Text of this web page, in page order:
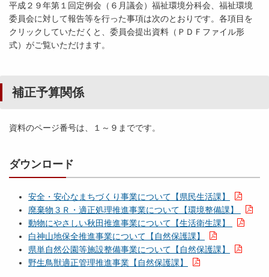
平成２９年第１回定例会（６月議会）福祉環境分科会、福祉環境
委員会に対して報告等を行った事項は次のとおりです。各項目を
クリックしていただくと、委員会提出資料（ＰＤＦファイル形
式）がご覧いただけます。
補正予算関係
資料のページ番号は、１～９までです。
ダウンロード
安全・安心なまちづくり事業について【県民生活課】
廃棄物３Ｒ・適正処理推進事業について【環境整備課】
動物にやさしい秋田推進事業について【生活衛生課】
白神山地保全推進事業について【自然保護課】
県単自然公園等施設整備事業について【自然保護課】
野生鳥獣適正管理推進事業【自然保護課】